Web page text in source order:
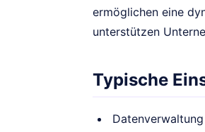
ermöglichen eine
unterstützen
Typische